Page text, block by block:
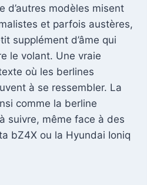
d’autres modèles misent
et parfois austères,
supplément d’âme qui
le volant. Une vraie
où les berlines
à se ressembler. La
comme la berline
suivre, même face à des
bZ4X ou la Hyundai Ioniq